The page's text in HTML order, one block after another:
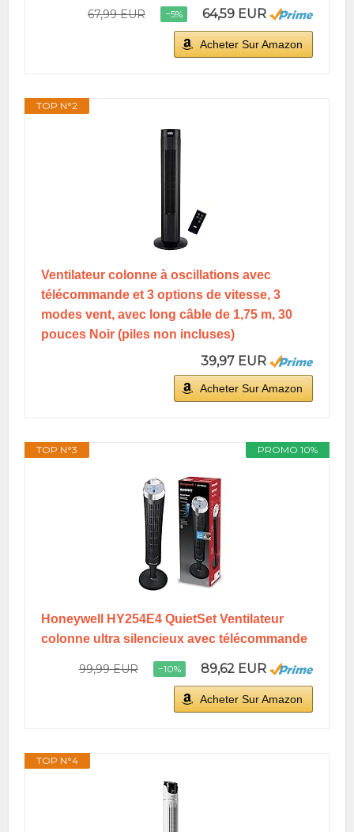
67,99 EUR −5% 64,59 EUR
Acheter Sur Amazon
TOP N°2
Ventilateur colonne à oscillations avec
télécommande et 3 options de vitesse, 3
modes vent, avec long câble de 1,75 m, 30
pouces Noir (piles non incluses)
39,97 EUR
Acheter Sur Amazon
PROMO 10%
TOP N°3
Honeywell HY254E4 QuietSet Ventilateur
colonne ultra silencieux avec télécommande
99,99 EUR −10% 89,62 EUR
Acheter Sur Amazon
TOP N°4